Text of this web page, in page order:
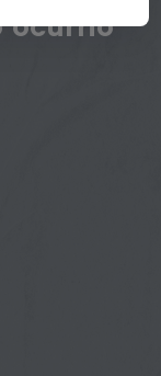
ocurrió